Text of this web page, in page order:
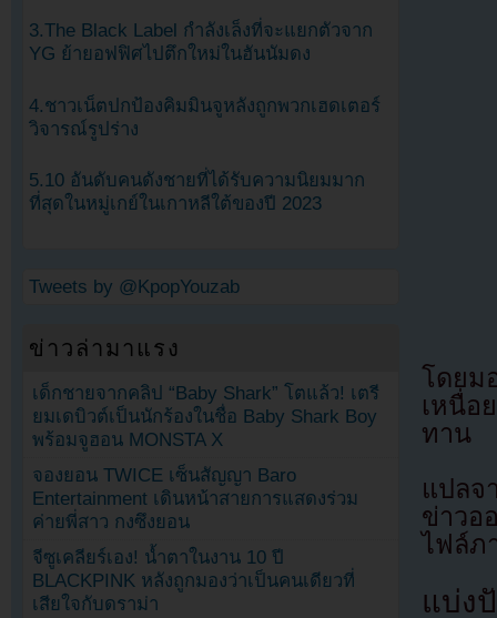
โดยม
เหนื่อ
ทาน
แปลจ
ข่าว
ไฟล์ภ
แบ่ง
3.The Black Label กำลังเล็งที่จะแยกตัวจาก
YG ย้ายอฟฟิศไปตึกใหม่ในฮันนัมดง
4.ชาวเน็ตปกป้องคิมมินจูหลังถูกพวกเฮดเตอร์
วิจารณ์รูปร่าง
5.10 อันดับคนดังชายที่ได้รับความนิยมมาก
ที่สุดในหมู่เกย์ในเกาหลีใต้ของปี 2023
Tweets by @KpopYouzab
ข่าวล่ามาแรง
เด็กชายจากคลิป “Baby Shark” โตแล้ว! เตรี
ยมเดบิวต์เป็นนักร้องในชื่อ Baby Shark Boy
พร้อมจูฮอน MONSTA X
จองยอน TWICE เซ็นสัญญา Baro
Entertainment เดินหน้าสายการแสดงร่วม
ค่ายพี่สาว กงซึงยอน
จีซูเคลียร์เอง! น้ำตาในงาน 10 ปี
BLACKPINK หลังถูกมองว่าเป็นคนเดียวที่
เสียใจกับดราม่า